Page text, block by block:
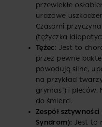
przewlekłe
urazowe
Czasami
(tężyczka
Tężec: Jest to
przez pewne
powodują silne,
na przykład
grymas”) i
do śmierci.
Zespół
Syndrom): Jest to